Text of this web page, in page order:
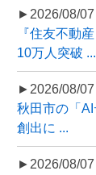
►2026/08/07
『住友不動
10万人突破 ...
►2026/08/07
秋田市の「
創出に ...
►2026/08/07